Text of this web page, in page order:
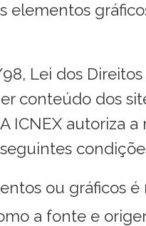
elementos
Lei dos
conteúdo dos
ICNEX autoriza
ou gráficos é
a fonte e